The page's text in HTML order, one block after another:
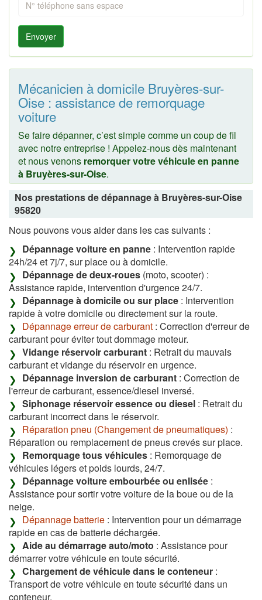
Envoyer
Mécanicien à domicile Bruyères-sur-
Oise : assistance de remorquage
voiture
Se faire dépanner, c’est simple comme un coup de fil
avec notre entreprise ! Appelez-nous dès maintenant
et nous venons remorquer votre véhicule en panne
à Bruyères-sur-Oise.
Nos prestations de dépannage à Bruyères-sur-Oise
95820
Nous pouvons vous aider dans les cas suivants :
Dépannage voiture en panne : Intervention rapide
24h/24 et 7j/7, sur place ou à domicile.
Dépannage de deux-roues (moto, scooter) :
Assistance rapide, intervention d'urgence 24/7.
Dépannage à domicile ou sur place : Intervention
rapide à votre domicile ou directement sur la route.
Dépannage erreur de carburant : Correction d'erreur de
carburant pour éviter tout dommage moteur.
Vidange réservoir carburant : Retrait du mauvais
carburant et vidange du réservoir en urgence.
Dépannage inversion de carburant : Correction de
l'erreur de carburant, essence/diesel inversé.
Siphonage réservoir essence ou diesel : Retrait du
carburant incorrect dans le réservoir.
Réparation pneu (Changement de pneumatiques) :
Réparation ou remplacement de pneus crevés sur place.
Remorquage tous véhicules : Remorquage de
véhicules légers et poids lourds, 24/7.
Dépannage voiture embourbée ou enlisée :
Assistance pour sortir votre voiture de la boue ou de la
neige.
Dépannage batterie : Intervention pour un démarrage
rapide en cas de batterie déchargée.
Aide au démarrage auto/moto : Assistance pour
démarrer votre véhicule en toute sécurité.
Chargement de véhicule dans le conteneur :
Transport de votre véhicule en toute sécurité dans un
conteneur.